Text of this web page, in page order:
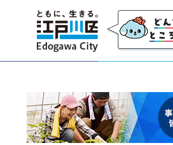
江戸川区
事業者の皆さま 産業・事業者応援